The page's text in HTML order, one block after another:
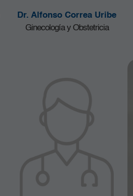
Dr. Alfonso Correa Uribe
Ginecología y Obstetricia